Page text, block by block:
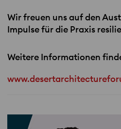
Wir freuen uns auf den
Impulse für die Praxis
Weitere Informationen